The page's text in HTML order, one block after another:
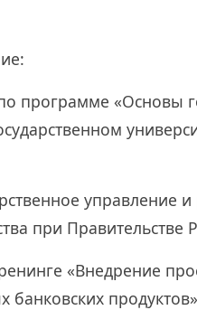
программе «Основы
управление
при Правительстве
«Внедрение